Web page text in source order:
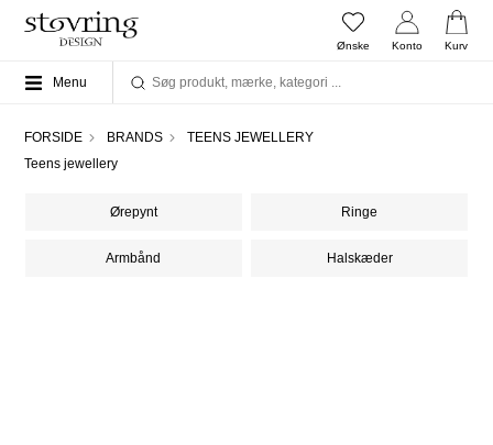
Ønske Konto Kurv
Menu
FORSIDE BRANDS
TEENS JEWELLERY
Teens jewellery
Ørepynt Ringe
Armbånd Halskæder